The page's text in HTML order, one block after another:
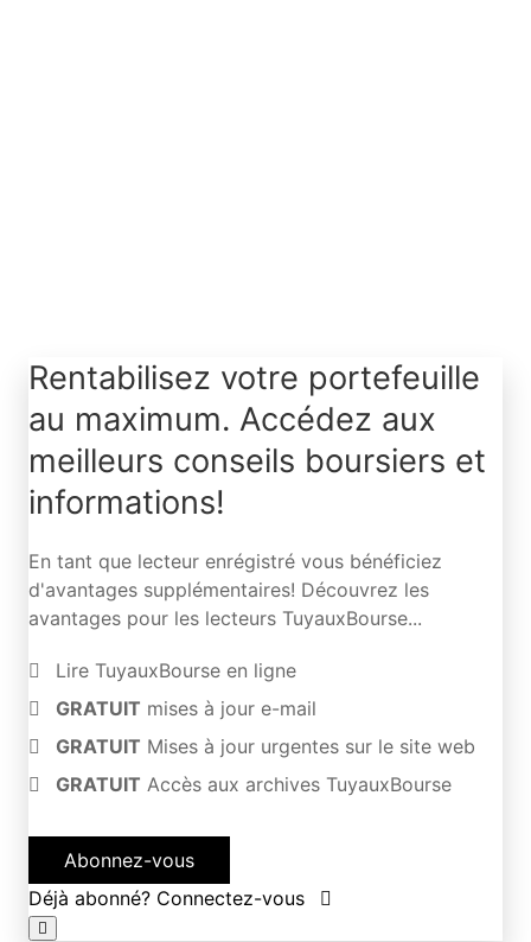
Rentabilisez votre portefeuille
au maximum. Accédez aux
meilleurs conseils boursiers et
informations!
En tant que lecteur enrégistré vous bénéficiez
d'avantages supplémentaires! Découvrez les
avantages pour les lecteurs TuyauxBourse...
Lire TuyauxBourse en ligne
GRATUIT mises à jour e-mail
GRATUIT Mises à jour urgentes sur le site web
GRATUIT Accès aux archives TuyauxBourse
Abonnez-vous
Déjà abonné? Connectez-vous